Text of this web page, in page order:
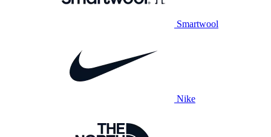
Smartwool
Nike